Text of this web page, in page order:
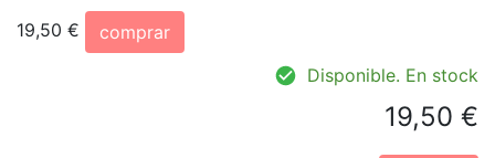
19,50 €
comprar
Disponible. En stock
19,50 €